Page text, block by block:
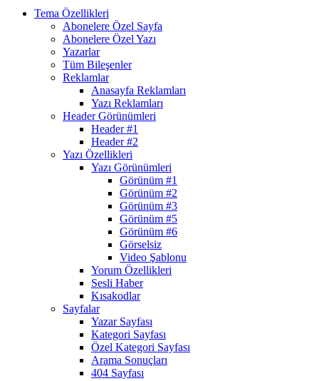
Tema Özellikleri
Abonelere Özel Sayfa
Abonelere Özel Yazı
Yazarlar
Tüm Bileşenler
Reklamlar
Anasayfa Reklamları
Yazı Reklamları
Header Görünümleri
Header #1
Header #2
Yazı Özellikleri
Yazı Görünümleri
Görünüm #1
Görünüm #2
Görünüm #3
Görünüm #5
Görünüm #6
Görselsiz
Video Şablonu
Yorum Özellikleri
Sesli Haber
Kısakodlar
Sayfalar
Yazar Sayfası
Kategori Sayfası
Özel Kategori Sayfası
Arama Sonuçları
404 Sayfası